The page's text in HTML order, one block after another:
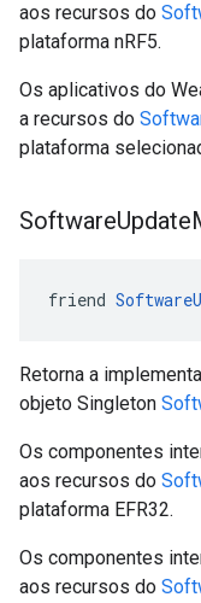
aos recursos do
plataforma nRF5.
Os aplicativos do
a recursos do
plataforma
SoftwareUpdate
friend
Retorna a
objeto Singleton
Os componentes
aos recursos do
plataforma EFR32.
Os componentes
aos recursos do